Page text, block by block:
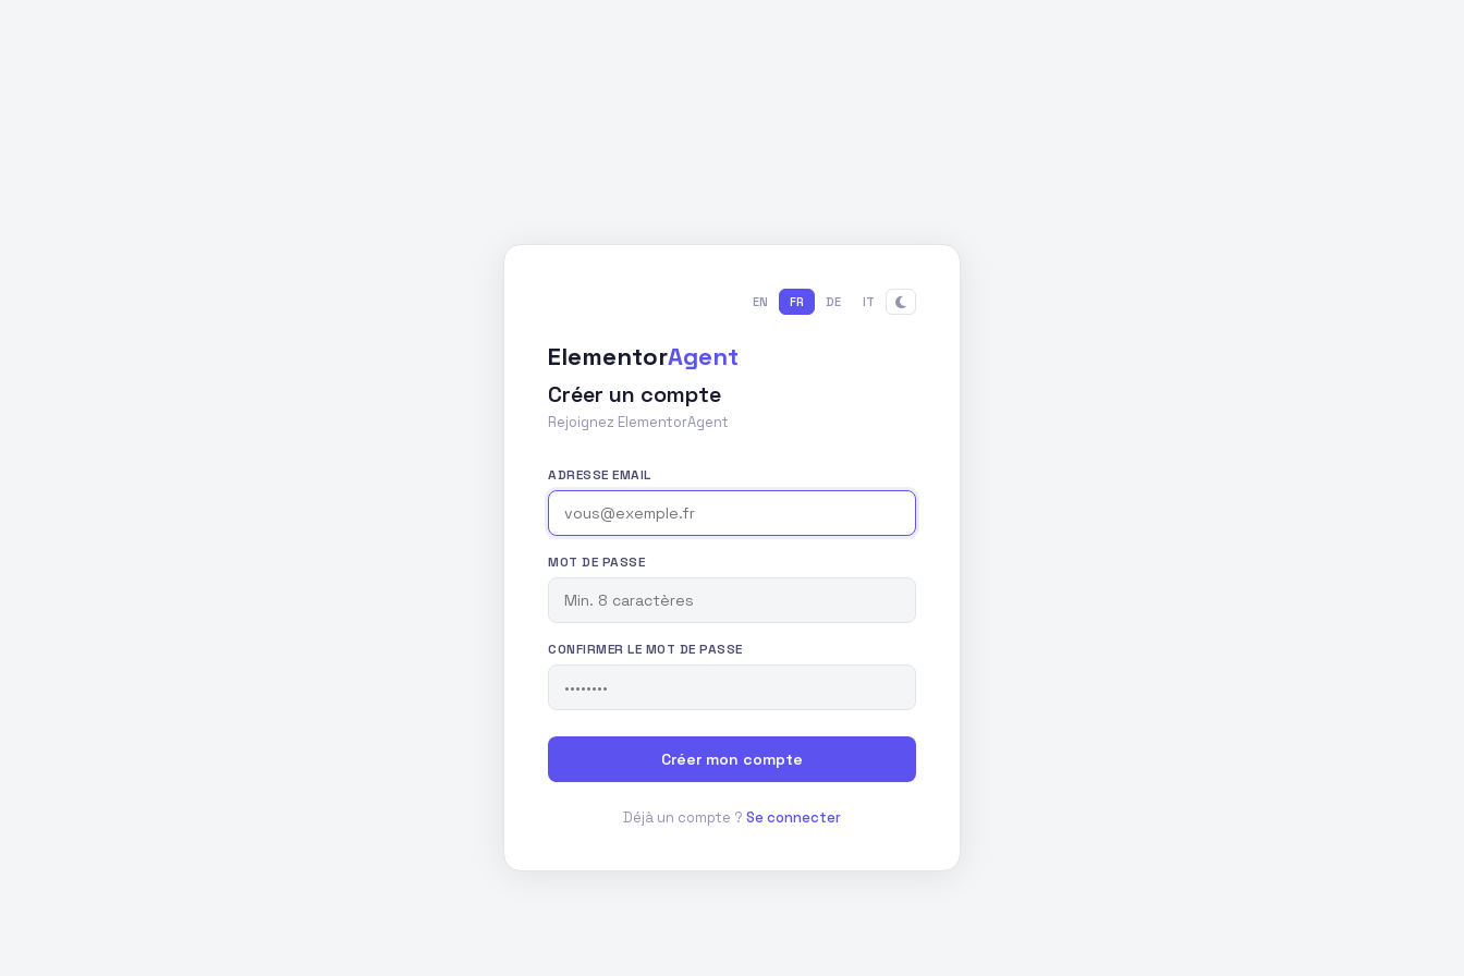
EN FR DE IT
ElementorAgent
Créer un compte
Rejoignez ElementorAgent
ADRESSE EMAIL
MOT DE PASSE
CONFIRMER LE MOT DE PASSE
Créer mon compte
Déjà un compte ? Se connecter